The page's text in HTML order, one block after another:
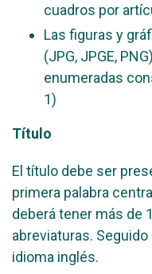
cuadros por
Las figuras y
(JPG, JPGE,
enumeradas
1)
Título
El título debe ser
primera palabra
deberá tener más de
abreviaturas.
idioma inglés.